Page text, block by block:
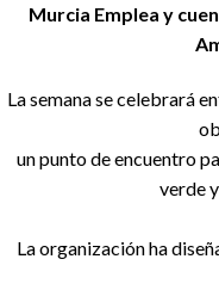
Murcia Emplea y
La semana se celebrará
un punto de encuentro
verde
La organización ha